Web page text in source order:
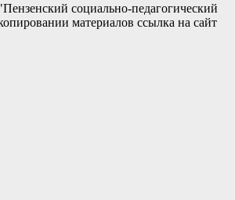
социально-педагогический
материалов ссылка на сайт